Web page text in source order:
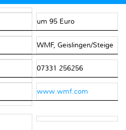
um 95 Euro
WMF, Geislingen/Steige
07331 256256
www.wmf.com